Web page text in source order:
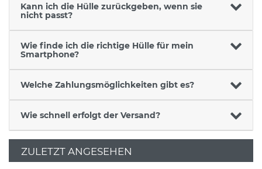
Kann ich die Hülle zurückgeben, wenn sie
nicht passt?
Wie finde ich die richtige Hülle für mein
Smartphone?
Welche Zahlungsmöglichkeiten gibt es?
Wie schnell erfolgt der Versand?
ZULETZT ANGESEHEN